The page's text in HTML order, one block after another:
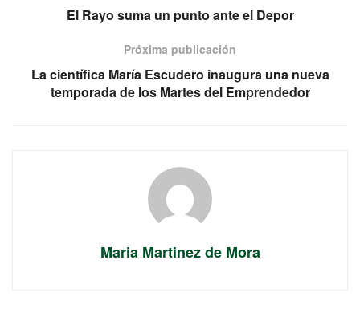
El Rayo suma un punto ante el Depor
Próxima publicación
La científica María Escudero inaugura una nueva
temporada de los Martes del Emprendedor
Maria Martinez de Mora